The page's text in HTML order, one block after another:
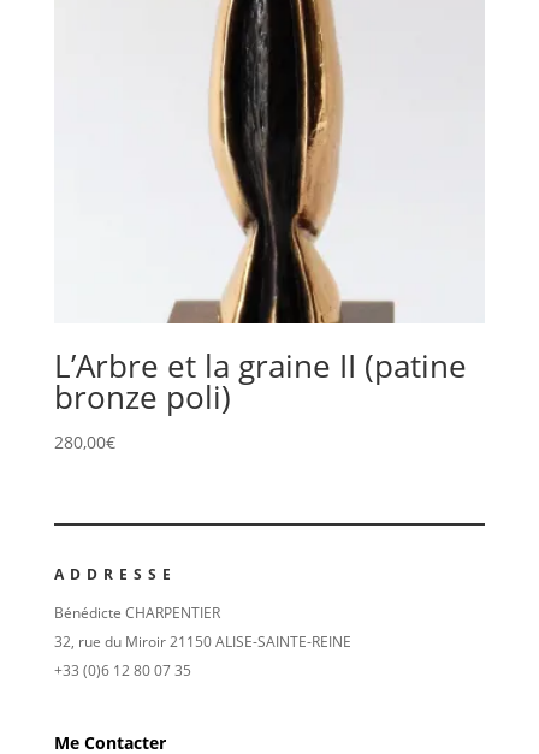
L’Arbre et la graine II (patine
bronze poli)
280,00€
ADDRESSE
Bénédicte CHARPENTIER
32, rue du Miroir 21150 ALISE-SAINTE-REINE
+33 (0)6 12 80 07 35
Me Contacter